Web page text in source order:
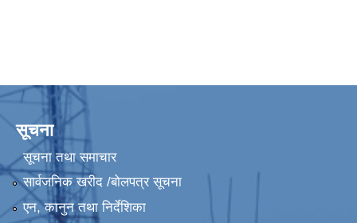
सूचना
सूचना तथा समाचार
सार्वजनिक खरीद /बोलपत्र सूचना
एन, कानुन तथा निर्देशिका